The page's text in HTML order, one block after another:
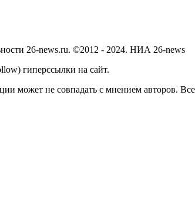
26-news.ru. ©2012 - 2024. НИА 26-news
гиперссылки на сайт.
может не совпадать с мнением авторов.